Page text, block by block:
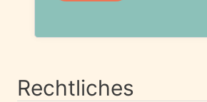
Rechtliches